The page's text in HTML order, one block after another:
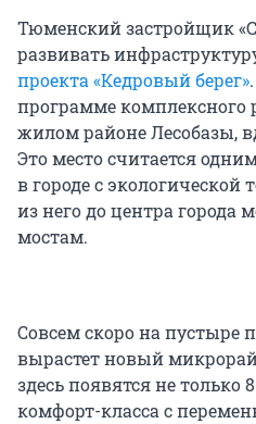
Тюменский застройщик
развивать
проекта «Кедровый берег»
программе комплексного
жилом районе Лесобазы,
Это место считается
в городе с экологической
из него до центра города
мостам.
Совсем скоро на пустыре
вырастет новый
здесь появятся не
комфорт-класса с